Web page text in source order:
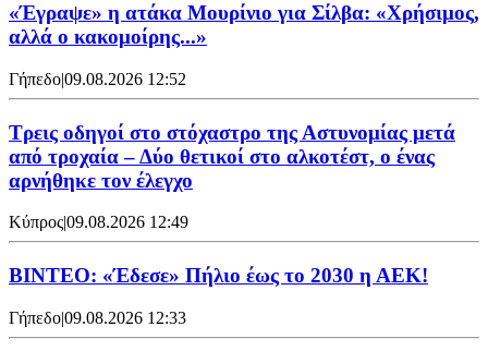
«Έγραψε» η ατάκα Μουρίνιο για Σίλβα: «Χρήσιμος,
αλλά ο κακομοίρης...»
Γήπεδο|09.08.2026 12:52
Τρεις οδηγοί στο στόχαστρο της Αστυνομίας μετά
από τροχαία – Δύο θετικοί στο αλκοτέστ, ο ένας
αρνήθηκε τον έλεγχο
Κύπρος|09.08.2026 12:49
ΒΙΝΤΕΟ: «Έδεσε» Πήλιο έως το 2030 η ΑΕΚ!
Γήπεδο|09.08.2026 12:33